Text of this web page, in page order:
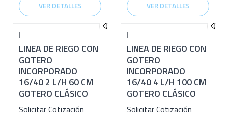
VER DETALLES VER DETALLES
|
LINEA DE RIEGO CON
GOTERO
INCORPORADO
16/40 2 L/H 60 CM
GOTERO CLÁSICO
Solicitar Cotización
|
LINEA DE RIEGO CON
GOTERO
INCORPORADO
16/40 4 L/H 100 CM
GOTERO CLÁSICO
Solicitar Cotización